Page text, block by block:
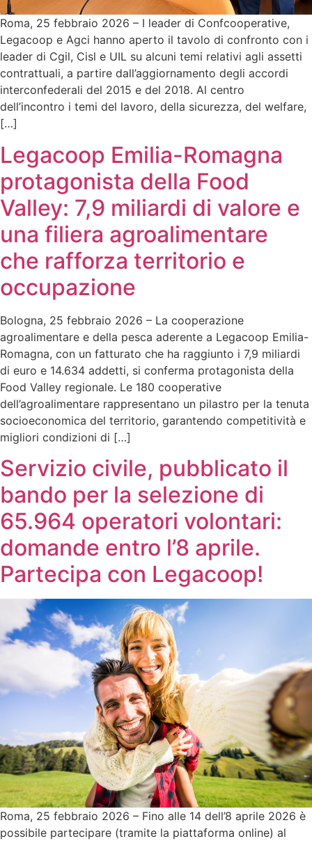
Roma, 25 febbraio 2026 – I leader di Confcooperative,
Legacoop e Agci hanno aperto il tavolo di confronto con i
leader di Cgil, Cisl e UIL su alcuni temi relativi agli assetti
contrattuali, a partire dall’aggiornamento degli accordi
interconfederali del 2015 e del 2018. Al centro
dell’incontro i temi del lavoro, della sicurezza, del welfare,
[…]
Legacoop Emilia-Romagna
protagonista della Food
Valley: 7,9 miliardi di valore e
una filiera agroalimentare
che rafforza territorio e
occupazione
Bologna, 25 febbraio 2026 – La cooperazione
agroalimentare e della pesca aderente a Legacoop Emilia-
Romagna, con un fatturato che ha raggiunto i 7,9 miliardi
di euro e 14.634 addetti, si conferma protagonista della
Food Valley regionale. Le 180 cooperative
dell’agroalimentare rappresentano un pilastro per la tenuta
socioeconomica del territorio, garantendo competitività e
migliori condizioni di […]
Servizio civile, pubblicato il
bando per la selezione di
65.964 operatori volontari:
domande entro l’8 aprile.
Partecipa con Legacoop!
Roma, 25 febbraio 2026 – Fino alle 14 dell’8 aprile 2026 è
possibile partecipare (tramite la piattaforma online) al